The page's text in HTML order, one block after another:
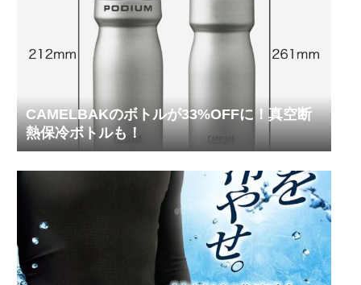
CAMELBAKのボトルが33%OFFに！真空断
熱保冷ボトルも！